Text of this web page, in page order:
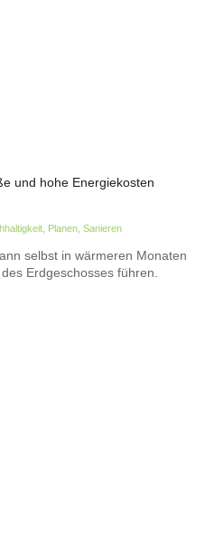
und hohe Energiekosten
Planen Sanieren
selbst in wärmeren Monaten
Erdgeschosses führen.